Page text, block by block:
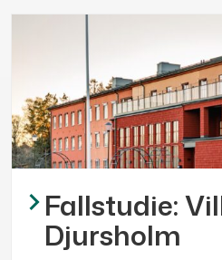
Fallstudie:
Djursholm